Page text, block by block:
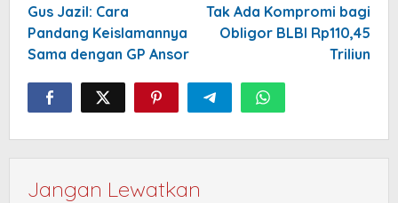
Gus Jazil: Cara
Pandang Keislamannya
Sama dengan GP Ansor
Tak Ada Kompromi bagi
Obligor BLBI Rp110,45
Triliun
Jangan Lewatkan